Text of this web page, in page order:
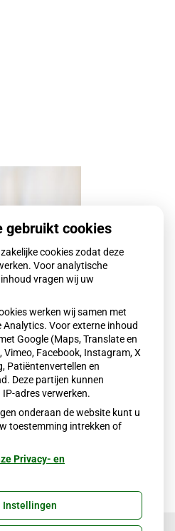
gebruikt cookies
cookies zodat deze
Voor analytische
vragen wij uw
werken wij samen met
Analytics. Voor externe inhoud
Google (Maps, Translate en
Vimeo, Facebook, Instagram, X
Patiëntenvertellen en
Deze partijen kunnen
adres verwerken.
onderaan de website kunt u
toestemming intrekken of
Privacy- en
Instellingen